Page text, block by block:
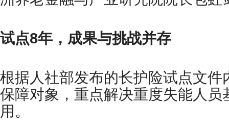
试点8年，成果与挑战并存
根据人社部发布的长护险试点文
保障对象，重点解决重度失能人
用。